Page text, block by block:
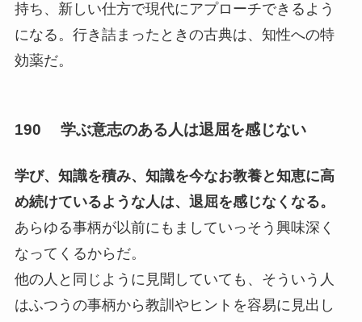
持ち、新しい仕方で現代にアプローチできるよう
になる。行き詰まったときの古典は、知性への特
効薬だ。
190 学ぶ意志のある人は退屈を感じない
学び、知識を積み、知識を今なお教養と知恵に高
め続けているような人は、退屈を感じなくなる。
あらゆる事柄が以前にもましていっそう興味深く
なってくるからだ。
他の人と同じように見聞していても、そういう人
はふつうの事柄から教訓やヒントを容易に見出し